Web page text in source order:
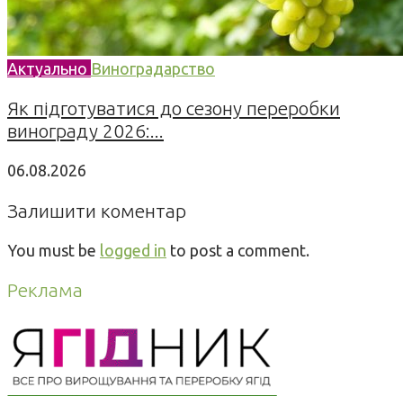
Актуально Виноградарство
Як підготуватися до сезону переробки
винограду 2026:...
06.08.2026
Залишити коментар
You must be logged in to post a comment.
Реклама